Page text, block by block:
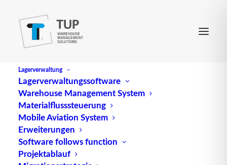
Lagerverwaltung
Lagerverwaltungssoftware
Warehouse Management System
Materialflusssteuerung
Mobile Aviation System
Erweiterungen
Software follows function
Projektablauf
HDE
Abk. für Hauptverband des Deutschen
Einzelhandels (Spitzenorganisation des